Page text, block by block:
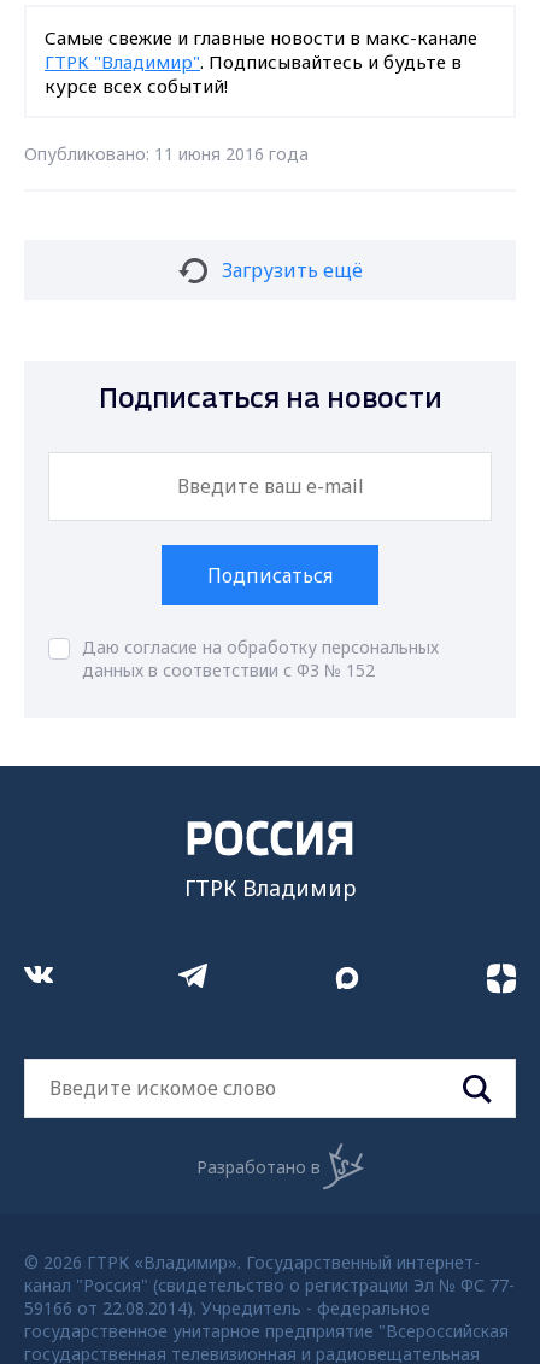
Самые свежие и главные новости в макс-канале
ГТРК "Владимир". Подписывайтесь и будьте в
курсе всех событий!
Опубликовано: 11 июня 2016 года
Загрузить ещё
Подписаться на новости
Подписаться
Даю согласие на обработку персональных
данных в соответствии с ФЗ № 152
ГТРК Владимир
Разработано в
© 2026 ГТРК «Владимир». Государственный интернет-
канал "Россия" (свидетельство о регистрации Эл № ФС 77-
59166 от 22.08.2014). Учредитель - федеральное
государственное унитарное предприятие "Всероссийская
государственная телевизионная и радиовещательная